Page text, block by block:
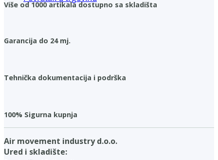
Više od 1000 artikala dostupno sa skladišta
Garancija do 24 mj.
Tehnička dokumentacija i podrška
100% Sigurna kupnja
Air movement industry d.o.o.
Ured i skladište: